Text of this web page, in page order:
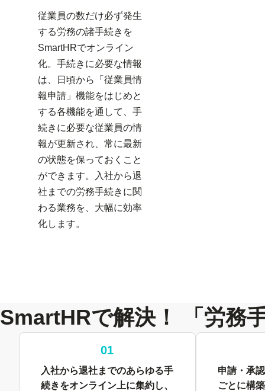
従業員の数だけ必ず発生
する労務の諸手続きを
SmartHRでオンライン
化。手続きに必要な情報
は、日頃から「従業員情
報申請」機能をはじめと
する各機能を通して、手
続きに必要な従業員の情
報が更新され、常に最新
の状態を保っておくこと
ができます。入社から退
社までの労務手続きに関
わる業務を、大幅に効率
化します。
SmartHRで解決！ 「労務
01
入社から退社までのあらゆる手
続きをオンライン上に集約し、
申請・承
ごとに構